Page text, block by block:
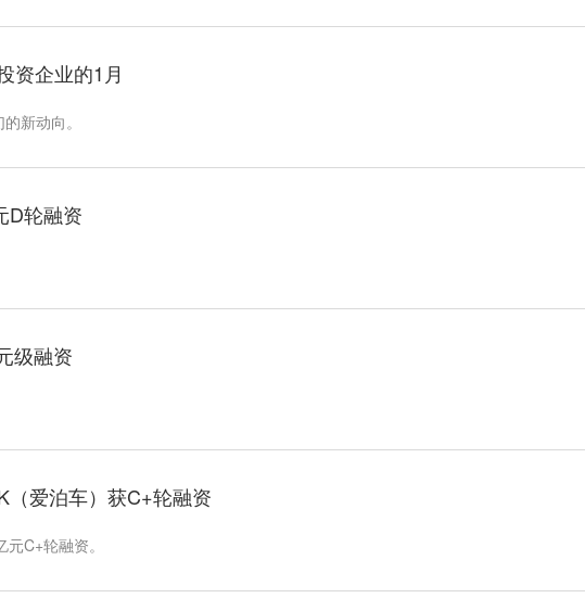
资企业的1月
新动向。
D轮融资
级融资
爱泊车）获C+轮融资
C+轮融资。